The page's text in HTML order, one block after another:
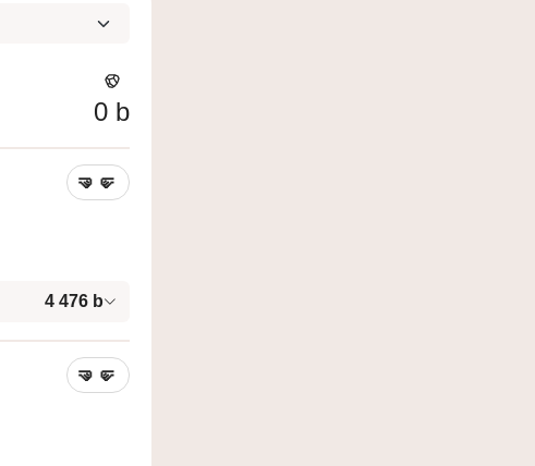
0 b
🤜 🤛
4 476 b
🤜 🤛